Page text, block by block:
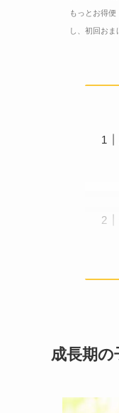
もっとお得
し、初回お
成長期